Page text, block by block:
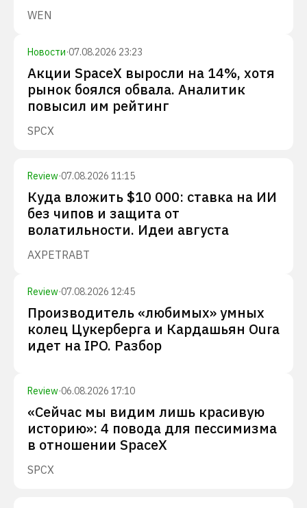
WEN
Новости·07.08.2026 23:23
Акции SpaceX выросли на 14%, хотя
рынок боялся обвала. Аналитик
повысил им рейтинг
SPCX
Review·07.08.2026 11:15
Куда вложить $10 000: ставка на ИИ
без чипов и защита от
волатильности. Идеи августа
AXPETRABT
Review·07.08.2026 12:45
Производитель «любимых» умных
колец Цукерберга и Кардашьян Oura
идет на IPO. Разбор
Review·06.08.2026 17:10
«Сейчас мы видим лишь красивую
историю»: 4 повода для пессимизма
в отношении SpaceX
SPCX